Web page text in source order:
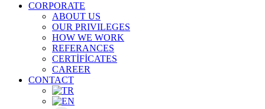
CORPORATE
ABOUT US
OUR PRIVILEGES
HOW WE WORK
REFERANCES
CERTİFİCATES
CAREER
CONTACT